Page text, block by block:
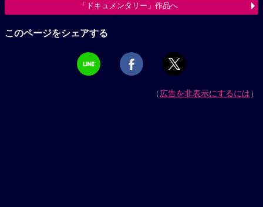
「ドキュメンタリー」作品へ
このページをシェアする
（広告を非表示にするには）